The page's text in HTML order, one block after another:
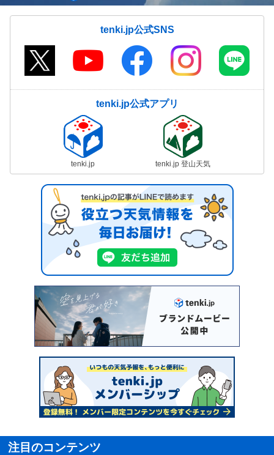
tenki.jp公式SNS
tenki.jp公式アプリ
tenki.jp tenki.jp 登山天気
注目のコンテンツ